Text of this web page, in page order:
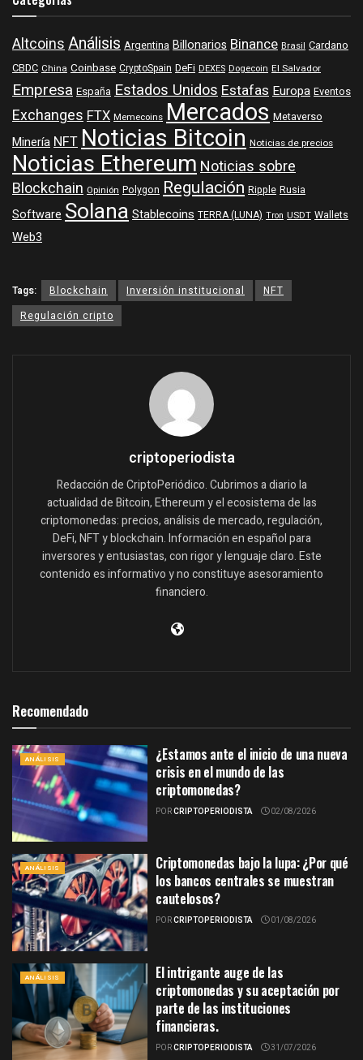
Altcoins Análisis Argentina Billonarios Binance Brasil Cardano
CBDC China Coinbase CryptoSpain DeFi DEXES Dogecoin El Salvador
Empresa España Estados Unidos Estafas Europa Eventos
Exchanges FTX Memecoins Mercados Metaverso
Minería NFTNoticias Bitcoin Noticias de precios
Noticias EthereumNoticias sobre
Blockchain Opinión Polygon Regulación Ripple Rusia
Software Solana Stablecoins TERRA (LUNA) Tron USDT Wallets
Web3
Tags: Blockchain Inversión institucional
NFT
Regulación cripto
criptoperiodista
Redacción de CriptoPeriódico. Cubrimos a diario la
actualidad de Bitcoin, Ethereum y el ecosistema de las
criptomonedas: precios, análisis de mercado, regulación,
DeFi, NFT y blockchain. Información en español para
inversores y entusiastas, con rigor y lenguaje claro. Este
contenido es informativo y no constituye asesoramiento
financiero.
Recomendado
ANÁLISIS
¿Estamos ante el inicio de una nueva
crisis en el mundo de las
criptomonedas?
PORCRIPTOPERIODISTA 02/08/2026
ANÁLISIS
Criptomonedas bajo la lupa: ¿Por qué
los bancos centrales se muestran
cautelosos?
PORCRIPTOPERIODISTA 01/08/2026
ANÁLISIS
El intrigante auge de las
criptomonedas y su aceptación por
parte de las instituciones
financieras.
PORCRIPTOPERIODISTA 31/07/2026